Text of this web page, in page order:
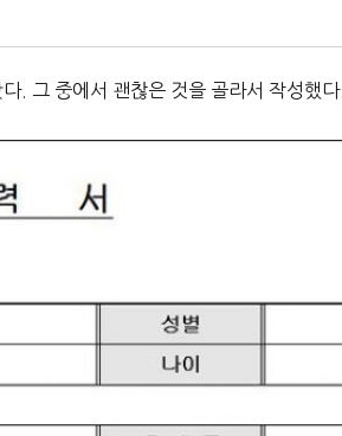
. 그 중에서 괜찮은 것을 골라서 작성했다.